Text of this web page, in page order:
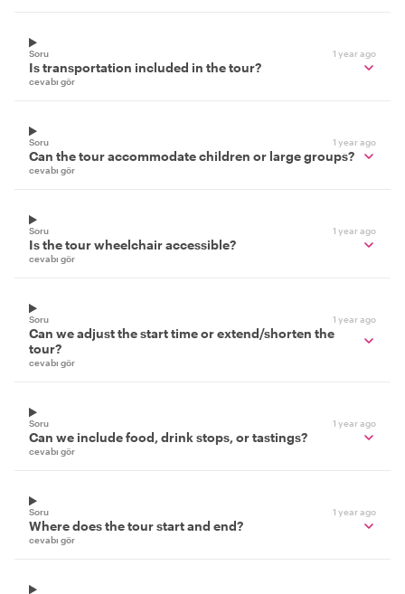
Soru 1 year ago
Is transportation included in the tour?
cevabı gör
Soru 1 year ago
Can the tour accommodate children or large groups?
cevabı gör
Soru 1 year ago
Is the tour wheelchair accessible?
cevabı gör
Soru 1 year ago
Can we adjust the start time or extend/shorten the
tour?
cevabı gör
Soru 1 year ago
Can we include food, drink stops, or tastings?
cevabı gör
Soru 1 year ago
Where does the tour start and end?
cevabı gör